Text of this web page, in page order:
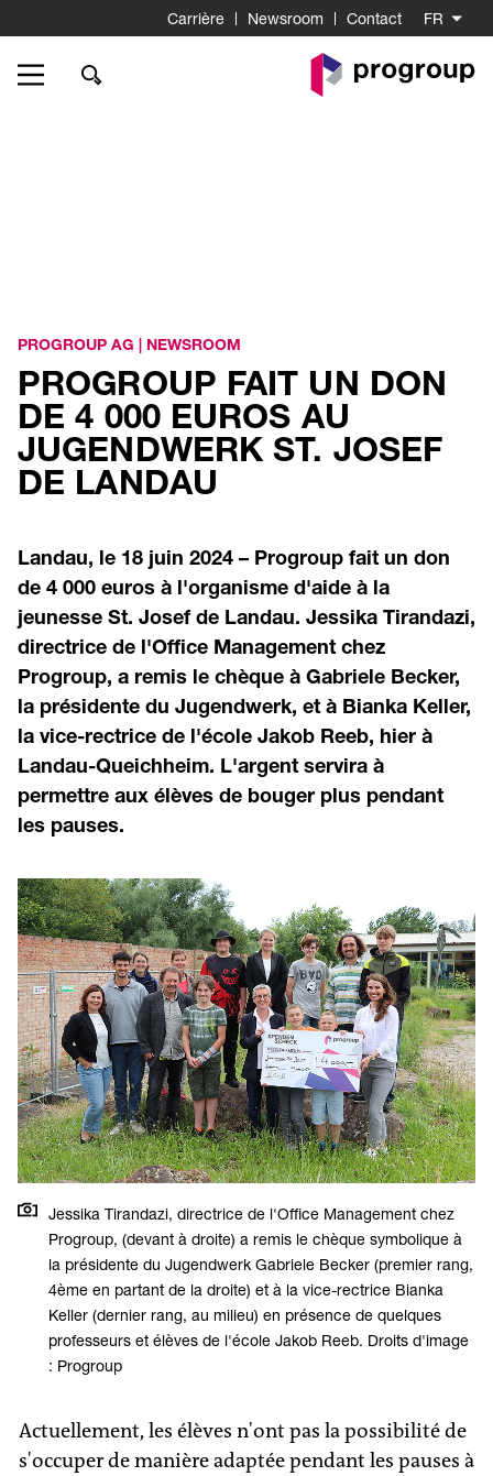
Carrière Newsroom Contact FR
Go
to
PROGROUP AG | NEWSROOM
PROGROUP FAIT UN DON
DE 4 000 EUROS AU
JUGENDWERK ST. JOSEF
DE LANDAU
Landau, le 18 juin 2024 – Progroup fait un don
de 4 000 euros à l'organisme d'aide à la
jeunesse St. Josef de Landau. Jessika Tirandazi,
directrice de l'Office Management chez
Progroup, a remis le chèque à Gabriele Becker,
la présidente du Jugendwerk, et à Bianka Keller,
la vice-rectrice de l'école Jakob Reeb, hier à
Landau-Queichheim. L'argent servira à
permettre aux élèves de bouger plus pendant
les pauses.
Jessika Tirandazi, directrice de l'Office Management chez
Progroup, (devant à droite) a remis le chèque symbolique à
la présidente du Jugendwerk Gabriele Becker (premier rang,
4ème en partant de la droite) et à la vice-rectrice Bianka
Keller (dernier rang, au milieu) en présence de quelques
professeurs et élèves de l'école Jakob Reeb. Droits d'image
: Progroup
Actuellement, les élèves n'ont pas la possibilité de
s'occuper de manière adaptée pendant les pauses à